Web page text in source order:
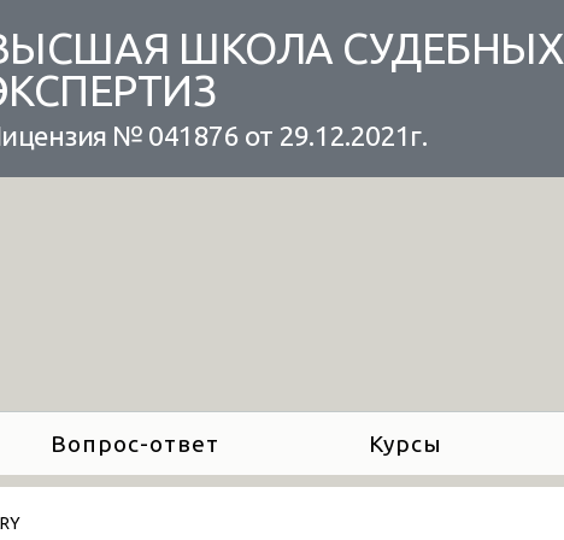
ШКОЛА СУДЕБНЫХ
№ 041876 от 29.12.2021г.
Вопрос-ответ Курсы